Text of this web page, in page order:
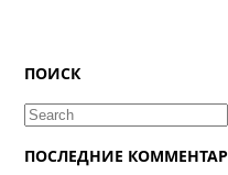
ПОИСК
Search
for:
ПОСЛЕДНИЕ